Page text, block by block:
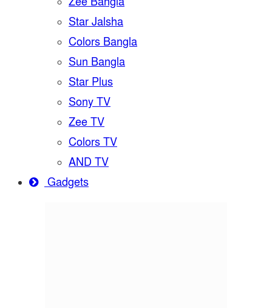
Star Jalsha
Colors Bangla
Sun Bangla
Star Plus
Sony TV
Zee TV
Colors TV
AND TV
Gadgets